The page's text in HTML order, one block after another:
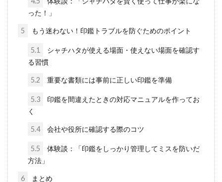
った！」
5 もう迷わない！印鑑トラブルを防ぐためのポイント
5.1
シャチハタが使える場面・使えない場面を確認す
る習慣
5.2 重要な書類には事前に正しい印鑑を準備
5.3
印鑑を間違えたときの対応マニュアルを作ってお
く
5.4 会社や役所に確認する際のコツ
5.5
体験談：「印鑑をしっかり管理してミスを防いだ
方法」
6 まとめ